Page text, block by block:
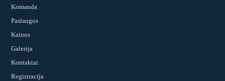
Komanda
Paslaugos
Kainos
Galerija
Kontaktai
Registracija